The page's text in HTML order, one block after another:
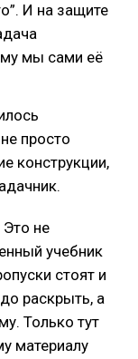
И на защите
мы сами её
просто
конструкции,
Это не
учебник
стоят и
раскрыть, а
Только тут
материалу